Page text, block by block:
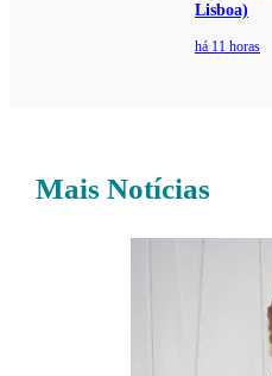
Lisboa)
há 11 horas
Mais Notícias